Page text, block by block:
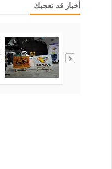
أخبار قد تعجبك